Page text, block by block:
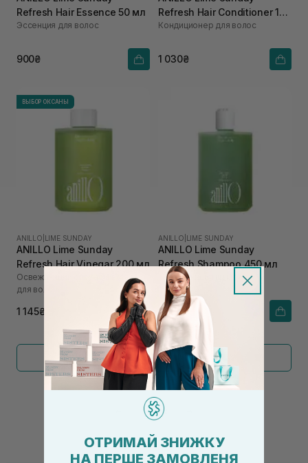
Refresh Hair Essence 50 мл
Эссенция для волос
900₴
Refresh Hair Conditioner 150
мл
Кондиционер для волос
1 030₴
ВЫБОР ОКСАНЫ
ANILLO LIME SUNDAY
ANILLO Lime Sunday
Refresh Hair Vinegar 200 мл
Освежающий ополаскиватель
для волос
1 145₴
ANILLO LIME SUNDAY
ANILLO Lime Sunday
Refresh Shampoo 450 мл
Освежающий шампунь
1 590₴
Показать больше
1 2
ОТРИМАЙ ЗНИЖКУ
НА ПЕРШЕ ЗАМОВЛЕНЯ